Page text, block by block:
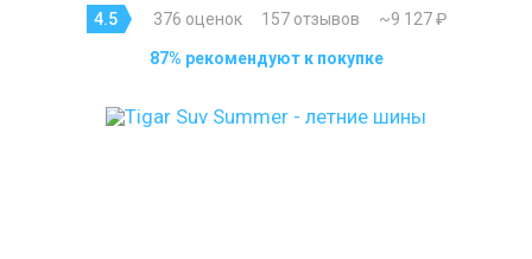
4.5 376 оценок 157 отзывов ~9 127 ₽
87% рекомендуют к покупке